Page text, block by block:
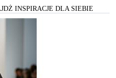
INSPIRACJE DLA SIEBIE